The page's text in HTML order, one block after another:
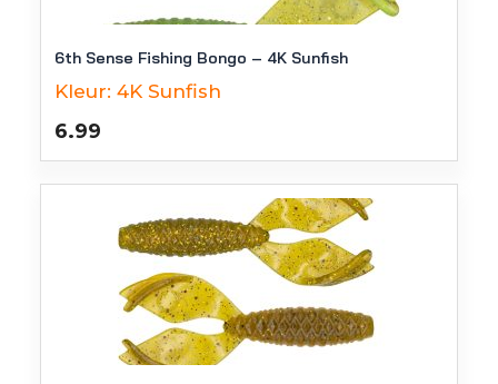
6th Sense Fishing Bongo – 4K Sunfish
Kleur: 4K Sunfish
6.99